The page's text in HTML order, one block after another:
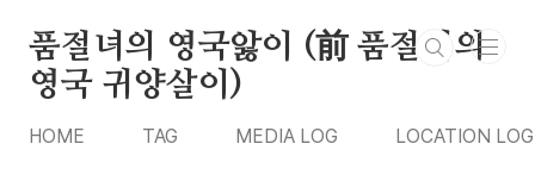
품절녀의 영국앓이 (前 품절녀의
영국 귀양살이)
HOME TAG MEDIA LOG LOCATION LOG